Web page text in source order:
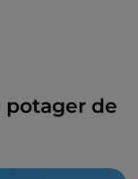
potager de